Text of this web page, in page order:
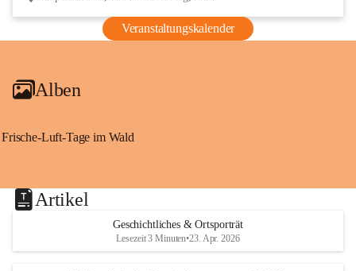
Veranstaltungskalender
Alben
Frische-Luft-Tage im Wald
Artikel
Geschichtliches & Ortsporträt
Lesezeit 3 Minuten•23. Apr. 2026